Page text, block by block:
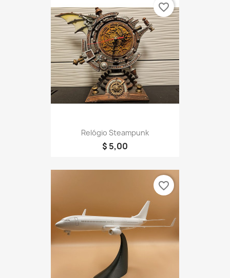
Relógio Steampunk
$ 5,00
favorite_border
favorite_border